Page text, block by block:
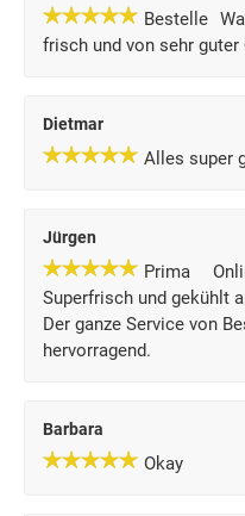
Bestelle
frisch und von sehr guter
Dietmar
Alles super
Jürgen
Prima
Superfrisch und gekühlt
Der ganze Service von
hervorragend.
Barbara
Okay